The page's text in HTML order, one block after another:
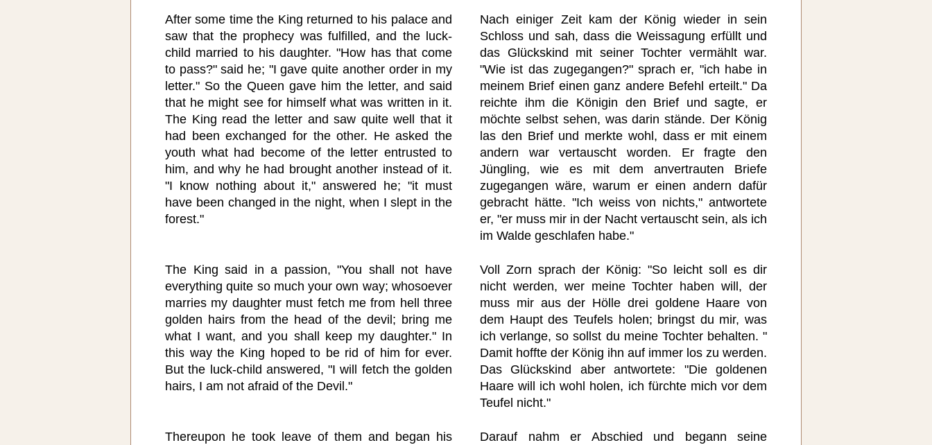
After some time the King returned to his palace and
saw that the prophecy was fulfilled, and the luck-
child married to his daughter. "How has that come
to pass?" said he; "I gave quite another order in my
letter." So the Queen gave him the letter, and said
that he might see for himself what was written in it.
The King read the letter and saw quite well that it
had been exchanged for the other. He asked the
youth what had become of the letter entrusted to
him, and why he had brought another instead of it.
"I know nothing about it," answered he; "it must
have been changed in the night, when I slept in the
forest."
Nach einiger Zeit kam der König wieder in sein
Schloss und sah, dass die Weissagung erfüllt und
das Glückskind mit seiner Tochter vermählt war.
"Wie ist das zugegangen?" sprach er, "ich habe in
meinem Brief einen ganz andere Befehl erteilt." Da
reichte ihm die Königin den Brief und sagte, er
möchte selbst sehen, was darin stände. Der König
las den Brief und merkte wohl, dass er mit einem
andern war vertauscht worden. Er fragte den
Jüngling, wie es mit dem anvertrauten Briefe
zugegangen wäre, warum er einen andern dafür
gebracht hätte. "Ich weiss von nichts," antwortete
er, "er muss mir in der Nacht vertauscht sein, als ich
im Walde geschlafen habe."
The King said in a passion, "You shall not have
everything quite so much your own way; whosoever
marries my daughter must fetch me from hell three
golden hairs from the head of the devil; bring me
what I want, and you shall keep my daughter." In
this way the King hoped to be rid of him for ever.
But the luck-child answered, "I will fetch the golden
hairs, I am not afraid of the Devil."
Voll Zorn sprach der König: "So leicht soll es dir
nicht werden, wer meine Tochter haben will, der
muss mir aus der Hölle drei goldene Haare von
dem Haupt des Teufels holen; bringst du mir, was
ich verlange, so sollst du meine Tochter behalten. "
Damit hoffte der König ihn auf immer los zu werden.
Das Glückskind aber antwortete: "Die goldenen
Haare will ich wohl holen, ich fürchte mich vor dem
Teufel nicht."
Thereupon he took leave of them and began his Darauf nahm er Abschied und begann seine